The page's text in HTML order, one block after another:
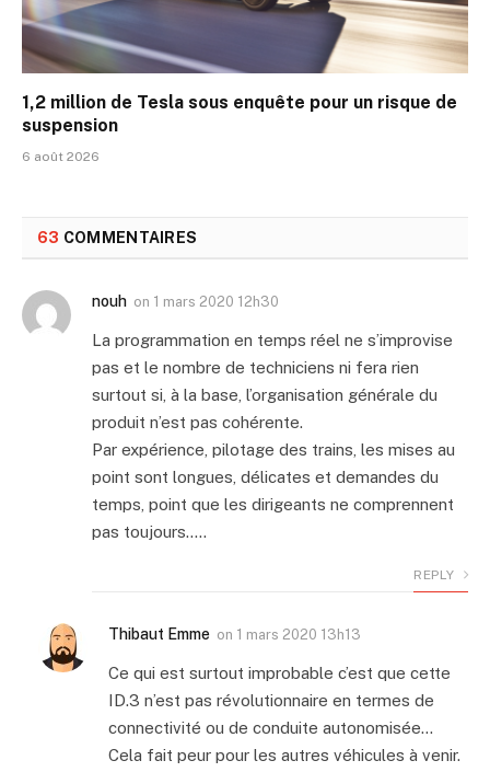
1,2 million de Tesla sous enquête pour un risque de
suspension
6 août 2026
63 COMMENTAIRES
nouh on 1 mars 2020 12h30
La programmation en temps réel ne s’improvise
pas et le nombre de techniciens ni fera rien
surtout si, à la base, l’organisation générale du
produit n’est pas cohérente.
Par expérience, pilotage des trains, les mises au
point sont longues, délicates et demandes du
temps, point que les dirigeants ne comprennent
pas toujours…..
REPLY
Thibaut Emme on 1 mars 2020 13h13
Ce qui est surtout improbable c’est que cette
ID.3 n’est pas révolutionnaire en termes de
connectivité ou de conduite autonomisée…
Cela fait peur pour les autres véhicules à venir.